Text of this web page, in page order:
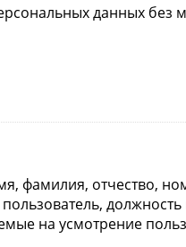
данных без
фамилия, отчество,
на усмотрение